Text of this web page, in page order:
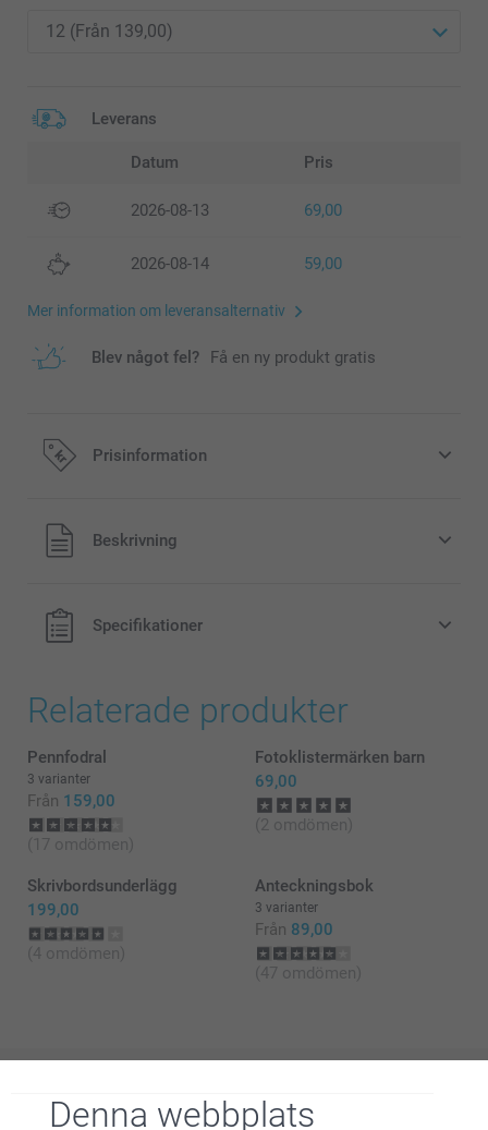
Denna webbplats
Leverans
Datum Pris
2026-08-13 69,00
2026-08-14 59,00
Mer information om leveransalternativ
Blev något fel? Få en ny produkt gratis
Prisinformation
Alla priser är i svenska kronor (SEK), inklusive moms och
exklusive porto.
Beskrivning
Specifikationer
Relaterade produkter
Pennfodral
3 varianter
Från 159,00
(17 omdömen)
Fotoklistermärken barn
69,00
(2 omdömen)
Skrivbordsunderlägg
199,00
(4 omdömen)
Anteckningsbok
3 varianter
Från 89,00
(47 omdömen)